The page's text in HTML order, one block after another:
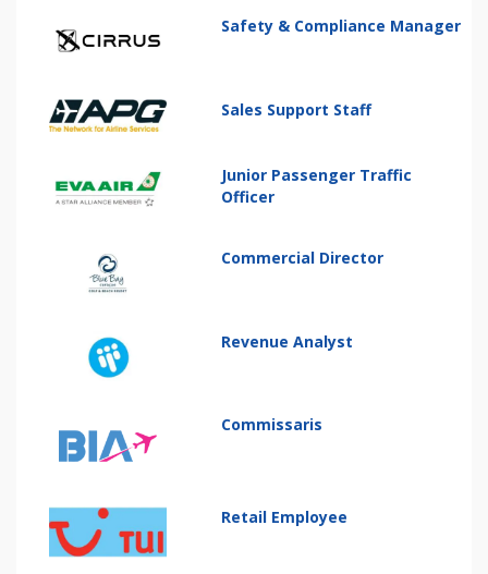
Safety & Compliance Manager
Sales Support Staff
Junior Passenger Traffic
Officer
Commercial Director
Revenue Analyst
Commissaris
Retail Employee